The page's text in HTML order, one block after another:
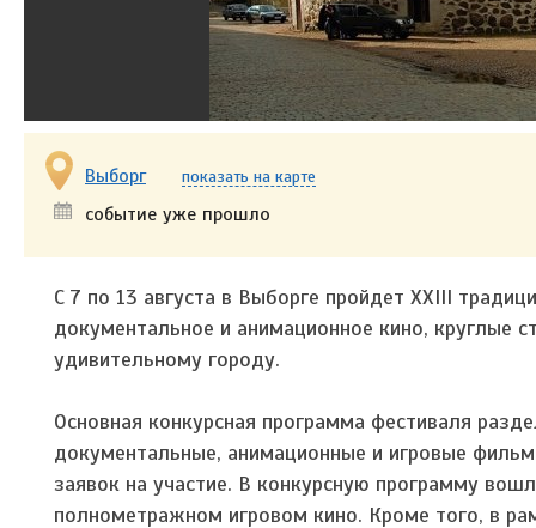
Выборг показать на карте
событие уже прошло
С 7 по 13 августа в Выборге пройдет XXIII
документальное и анимационное кино, круглые
удивительному городу.
Основная конкурсная программа фестиваля
документальные, анимационные и игровые
заявок на участие. В конкурсную программу
полнометражном игровом кино. Кроме того, в